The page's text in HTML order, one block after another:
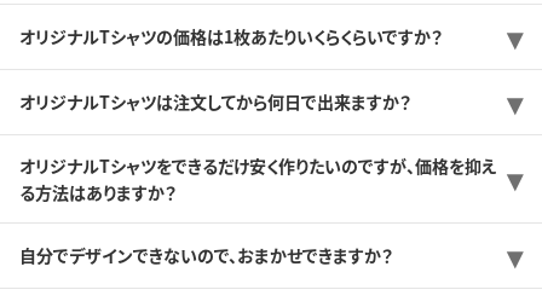
オリジナルTシャツの価格は1枚あたりいくらくらいですか？
オリジナルTシャツは注文してから何日で出来ますか？
オリジナルTシャツをできるだけ安く作りたいのですが、価格を抑え
る方法はありますか？
自分でデザインできないので、おまかせできますか？